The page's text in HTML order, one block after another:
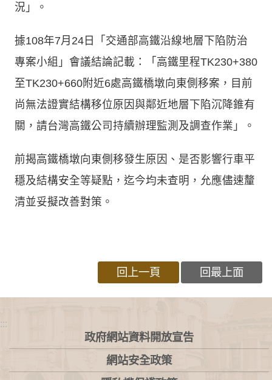
況」。
據108年7月24日「交通部高鐵沿線地層下陷防治
專案小組」會議結論記載：「高鐵里程TK230+380
至TK230+660附近6處高鐵橋墩向東側移案，目前
尚無法證實結構移位原因與鄰近地層下陷沉降錐有
關，請台灣高鐵公司持續辦理監測及調查作業」。
前揭高鐵橋墩向東側移發生原因、是否影響行車平
穩及結構安全等疑點，迄今均未查明，允應儘速釐
清並妥擬改善對策。
回上一頁 回最上面
:::
政府網站資料開放宣告
網站安全政策